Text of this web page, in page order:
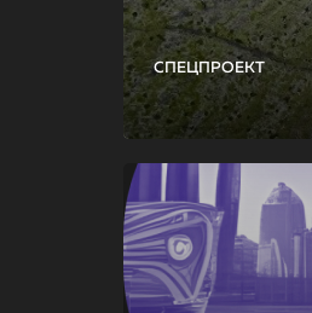
СПЕЦПРОЕКТ